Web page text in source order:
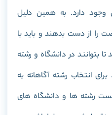
وجود دارد. به همین دلیل
را از دست بدهند و باید با
بتوانند در دانشگاه و رشته
انتخاب رشته آگاهانه به
رشته ها و دانشگاه های